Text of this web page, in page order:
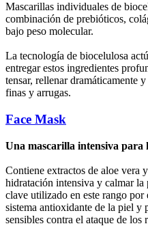
Mascarillas individuales de
combinación de prebióticos,
bajo peso molecular.
La tecnología de biocelulosa
entregar estos ingredientes
tensar, rellenar dramáticamente
finas y arrugas.
Face Mask
Una mascarilla intensiva
Contiene extractos de aloe vera
hidratación intensiva y calmar
clave utilizado en este rango
sistema antioxidante de la piel y
sensibles contra el ataque de los